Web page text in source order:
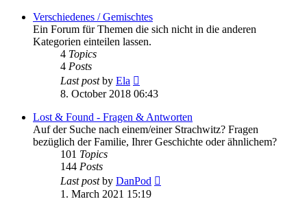
Verschiedenes / Gemischtes
Ein Forum für Themen die sich nicht in die anderen
Kategorien einteilen lassen.
4 Topics
4 Posts
Last postby Ela
the
post
8. October 2018 06:43
Lost & Found - Fragen & Antworten
Auf der Suche nach einem/einer Strachwitz? Fragen
bezüglich der Familie, Ihrer Geschichte oder ähnlichem?
101 Topics
144 Posts
Last postby DanPod
1. March 2021 15:19